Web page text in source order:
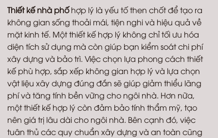
Thiết kế nhà phốhợp lý là yếu tố then chốt để tạo ra
không gian sống thoải mái, tiện nghi và hiệu quả về
mặt kinh tế. Một thiết kế hợp lý không chỉ tối ưu hóa
diện tích sử dụng mà còn giúp bạn kiểm soát chi phí
xây dựng và bảo trì. Việc chọn lựa phong cách thiết
kế phù hợp, sắp xếp không gian hợp lý và lựa chọn
vật liệu xây dựng đúng đắn sẽ giúp giảm thiểu lãng
phí và tăng tính bền vững cho ngôi nhà. Hơn nữa,
một thiết kế hợp lý còn đảm bảo tính thẩm mỹ, tạo
nên giá trị lâu dài cho ngôi nhà. Bên cạnh đó, việc
tuân thủ các quy chuẩn xây dựng và an toàn cũng